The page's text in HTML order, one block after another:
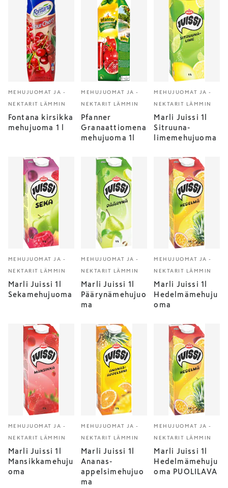
MEHUJUOMAT JA -
NEKTARIT LÄMMIN
Fontana kirsikka
mehujuoma 1 l
MEHUJUOMAT JA -
NEKTARIT LÄMMIN
Pfanner
Granaattiomena
mehujuoma 1l
MEHUJUOMAT JA -
NEKTARIT LÄMMIN
Marli Juissi 1l
Sitruuna-
limemehujuoma
MEHUJUOMAT JA -
NEKTARIT LÄMMIN
Marli Juissi 1l
Sekamehujuoma
MEHUJUOMAT JA -
NEKTARIT LÄMMIN
Marli Juissi 1l
Päärynämehujuo
ma
MEHUJUOMAT JA -
NEKTARIT LÄMMIN
Marli Juissi 1l
Hedelmämehuju
oma
MEHUJUOMAT JA -
NEKTARIT LÄMMIN
Marli Juissi 1l
Mansikkamehuju
oma
MEHUJUOMAT JA -
NEKTARIT LÄMMIN
Marli Juissi 1l
Ananas-
appelsimehujuo
ma
MEHUJUOMAT JA -
NEKTARIT LÄMMIN
Marli Juissi 1l
Hedelmämehuju
oma PUOLILAVA